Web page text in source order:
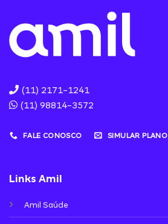
(11) 2171-1241
(11) 98814-3572
FALE CONOSCO SIMULAR PLANO
Links Amil
Amil Saúde